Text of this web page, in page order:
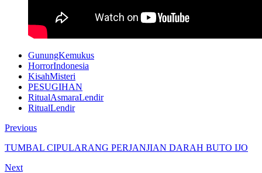
GunungKemukus
HorrorIndonesia
KisahMisteri
PESUGIHAN
RitualAsmaraLendir
RitualLendir
Previous
TUMBAL CIPULARANG PERJANJIAN DARAH BUTO IJO
Next